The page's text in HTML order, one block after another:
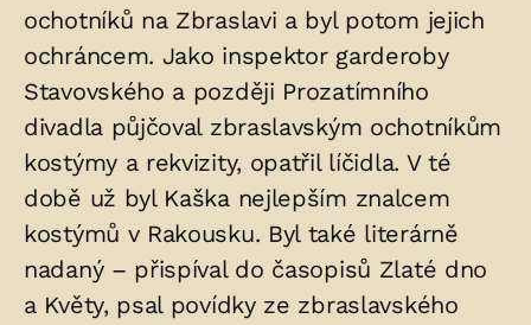
ochotníků na Zbraslavi a byl potom jejich
ochráncem. Jako inspektor garderoby
Stavovského a později Prozatímního
divadla půjčoval zbraslavským ochotníkům
kostýmy a rekvizity, opatřil líčidla. V té
době už byl Kaška nejlepším znalcem
kostýmů v Rakousku. Byl také literárně
nadaný – přispíval do časopisů Zlaté dno
a Květy, psal povídky ze zbraslavského